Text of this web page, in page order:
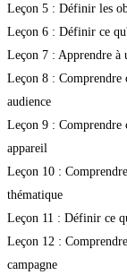
Leçon 5 : Définir les
Leçon 6 : Définir ce
Leçon 7 : Apprendre à
Leçon 8 : Comprendre
audience
Leçon 9 : Comprendre
appareil
Leçon 10 :
thématique
Leçon 11 : Définir ce
Leçon 12 :
campagne